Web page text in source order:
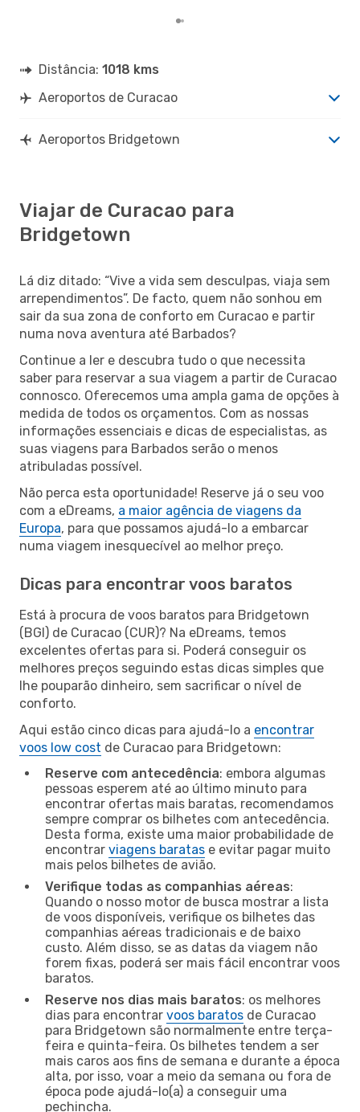
Distância: 1018 kms
Aeroportos de Curacao
Aeroportos Bridgetown
Viajar de Curacao para
Bridgetown
Lá diz ditado: “Vive a vida sem desculpas, viaja sem
arrependimentos”. De facto, quem não sonhou em
sair da sua zona de conforto em Curacao e partir
numa nova aventura até Barbados?
Continue a ler e descubra tudo o que necessita
saber para reservar a sua viagem a partir de Curacao
connosco. Oferecemos uma ampla gama de opções à
medida de todos os orçamentos. Com as nossas
informações essenciais e dicas de especialistas, as
suas viagens para Barbados serão o menos
atribuladas possível.
Não perca esta oportunidade! Reserve já o seu voo
com a eDreams, a maior agência de viagens da
Europa, para que possamos ajudá-lo a embarcar
numa viagem inesquecível ao melhor preço.
Dicas para encontrar voos baratos
Está à procura de voos baratos para Bridgetown
(BGI) de Curacao (CUR)? Na eDreams, temos
excelentes ofertas para si. Poderá conseguir os
melhores preços seguindo estas dicas simples que
lhe pouparão dinheiro, sem sacrificar o nível de
conforto.
Aqui estão cinco dicas para ajudá-lo a encontrar
voos low cost de Curacao para Bridgetown:
Reserve com antecedência: embora algumas
pessoas esperem até ao último minuto para
encontrar ofertas mais baratas, recomendamos
sempre comprar os bilhetes com antecedência.
Desta forma, existe uma maior probabilidade de
encontrar viagens baratas e evitar pagar muito
mais pelos bilhetes de avião.
Verifique todas as companhias aéreas:
Quando o nosso motor de busca mostrar a lista
de voos disponíveis, verifique os bilhetes das
companhias aéreas tradicionais e de baixo
custo. Além disso, se as datas da viagem não
forem fixas, poderá ser mais fácil encontrar voos
baratos.
Reserve nos dias mais baratos: os melhores
dias para encontrar voos baratos de Curacao
para Bridgetown são normalmente entre terça-
feira e quinta-feira. Os bilhetes tendem a ser
mais caros aos fins de semana e durante a época
alta, por isso, voar a meio da semana ou fora de
época pode ajudá-lo(a) a conseguir uma
pechincha.